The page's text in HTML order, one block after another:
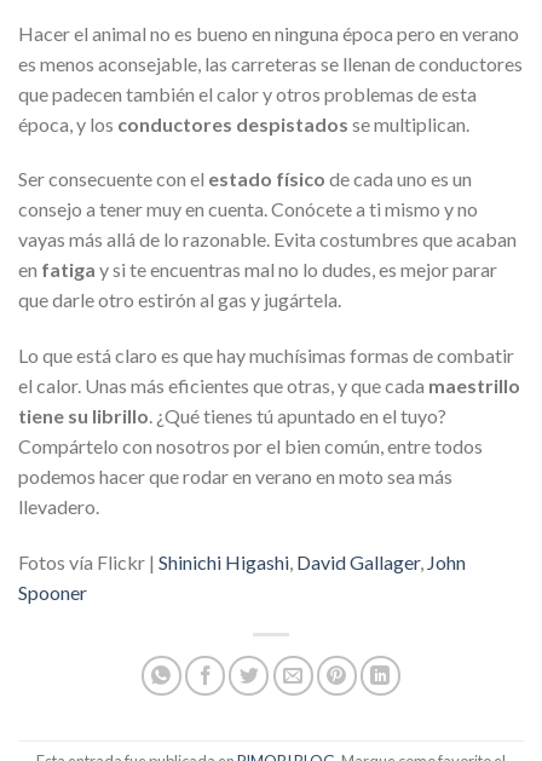
Hacer el animal no es bueno en ninguna época pero en verano
es menos aconsejable, las carreteras se llenan de conductores
que padecen también el calor y otros problemas de esta
época, y los conductores despistados se multiplican.
Ser consecuente con el estado físico de cada uno es un
consejo a tener muy en cuenta. Conócete a ti mismo y no
vayas más allá de lo razonable. Evita costumbres que acaban
en fatiga y si te encuentras mal no lo dudes, es mejor parar
que darle otro estirón al gas y jugártela.
Lo que está claro es que hay muchísimas formas de combatir
el calor. Unas más eficientes que otras, y que cada maestrillo
tiene su librillo. ¿Qué tienes tú apuntado en el tuyo?
Compártelo con nosotros por el bien común, entre todos
podemos hacer que rodar en verano en moto sea más
llevadero.
Fotos vía Flickr | Shinichi Higashi, David Gallager, John
Spooner